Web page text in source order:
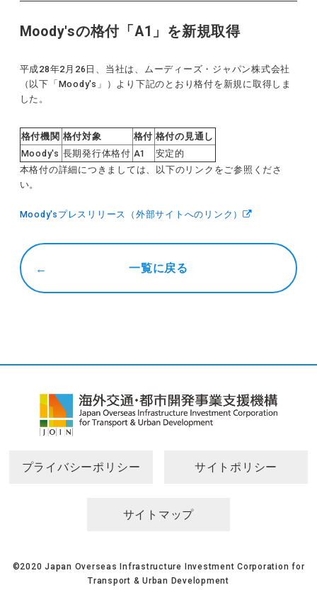
Moody'sの格付「A1」を新規取得
平成28年2月26日、当社は、ムーディーズ・ジャパン株式会社
（以下「Moody's」）より下記のとおり格付を新規に取得しま
した。
格付機関 格付対象 格付 格付の見通し
Moody's 長期発行体格付 A1
安定的
本格付の詳細につきましては、以下のリンクをご参照くださ
い。
Moody'sプレスリリース（外部サイトへのリンク）
一覧に戻る
プライバシーポリシー サイトポリシー
サイトマップ
©2020 Japan Overseas Infrastructure Investment Corporation for
Transport & Urban Development